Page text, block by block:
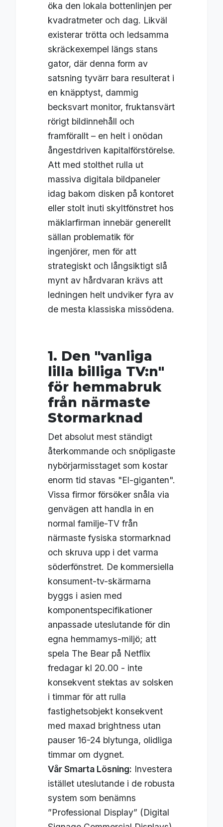
öka den lokala bottenlinjen per
kvadratmeter och dag. Likväl
existerar trötta och ledsamma
skräckexempel längs stans
gator, där denna form av
satsning tyvärr bara resulterat i
en knäpptyst, dammig
becksvart monitor, fruktansvärt
rörigt bildinnehåll och
framförallt – en helt i onödan
ångestdriven kapitalförstörelse.
Att med stolthet rulla ut
massiva digitala bildpaneler
idag bakom disken på kontoret
eller stolt inuti skyltfönstret hos
mäklarfirman innebär generellt
sällan problematik för
ingenjörer, men för att
strategiskt och långsiktigt slå
mynt av hårdvaran krävs att
ledningen helt undviker fyra av
de mesta klassiska missödena.
1. Den "vanliga
lilla billiga TV:n"
för hemmabruk
från närmaste
Stormarknad
Det absolut mest ständigt
återkommande och snöpligaste
nybörjarmisstaget som kostar
enorm tid stavas "El-giganten".
Vissa firmor försöker snåla via
genvägen att handla in en
normal familje-TV från
närmaste fysiska stormarknad
och skruva upp i det varma
söderfönstret. De kommersiella
konsument-tv-skärmarna
byggs i asien med
komponentspecifikationer
anpassade uteslutande för din
egna hemmamys-miljö; att
spela The Bear på Netflix
fredagar kl 20.00 - inte
konsekvent stektas av solsken
i timmar för att rulla
fastighetsobjekt konsekvent
med maxad brightness utan
pauser 16-24 blytunga, olidliga
timmar om dygnet.
Vår Smarta Lösning: Investera
istället uteslutande i de robusta
system som benämns
”Professional Display” (Digital